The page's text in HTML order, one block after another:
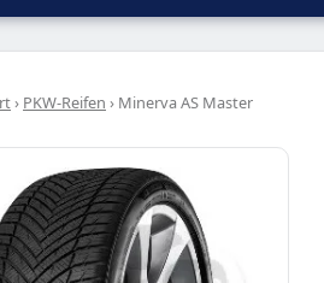
› PKW-Reifen › Minerva AS Master